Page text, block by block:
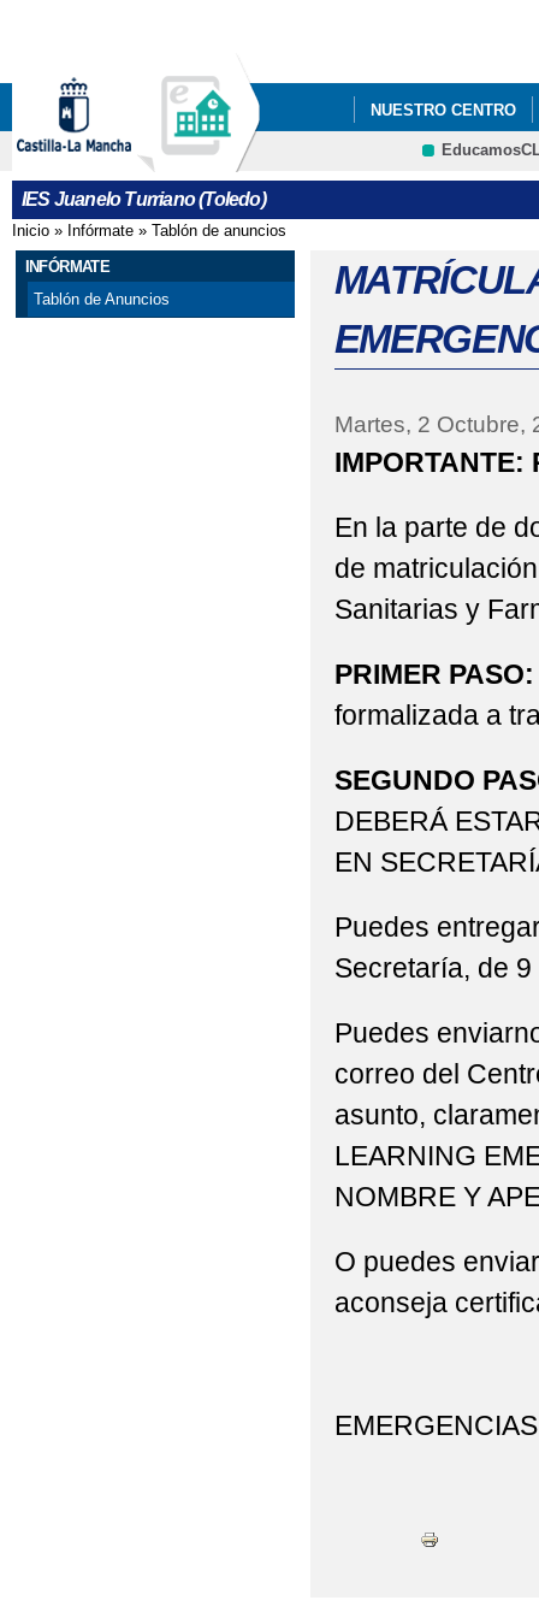
NUESTRO CENTRO
ORIENTACIÓN
DICHA FCT
IES Juanelo Turriano (Toledo)
Se encuentra usted aquí
Inicio » Infórmate » Tablón de anuncios
INFÓRMATE
Tablón de Anuncios
Martes, 2 Octubre,
IMPORTANTE:
En la parte de
de
Sanitarias y
PRIMER PASO:
formalizada a
SEGUNDO
DEBERÁ
EN
Puedes
Secretaría, de 9
Puedes
correo del
asunto,
LEARNING
NOMBRE Y
O puedes
aconseja